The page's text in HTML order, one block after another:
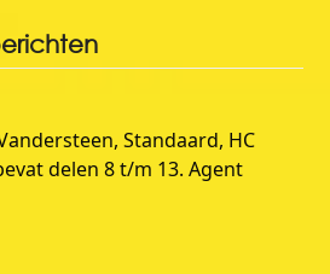
Standaard, HC
delen 8 t/m 13. Agent